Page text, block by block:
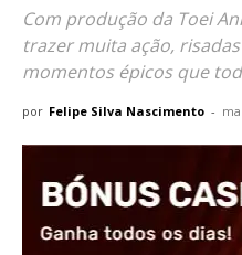
Com produção da Toei
trazer muita ação,
momentos épicos que
por Felipe Silva Nascimento -